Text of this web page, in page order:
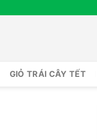
GIỎ TRÁI CÂY TẾT